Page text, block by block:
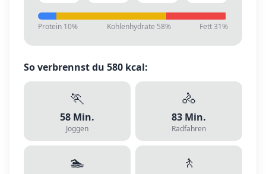
Protein 10% Kohlenhydrate 58% Fett31%
So verbrennst du 580 kcal:
🏃
58 Min.
Joggen
🚴
83 Min.
Radfahren
🏊 🚶